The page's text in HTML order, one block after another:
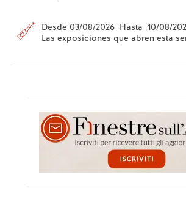
Desde 03/08/2026 Hasta 10/08/
Las exposiciones que abren esta